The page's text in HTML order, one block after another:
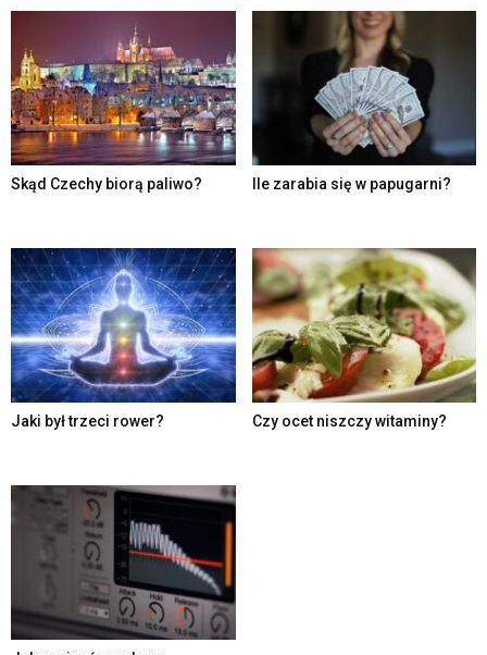
Skąd Czechy biorą paliwo? Ile zarabia się w papugarni?
Jaki był trzeci rower? Czy ocet niszczy witaminy?